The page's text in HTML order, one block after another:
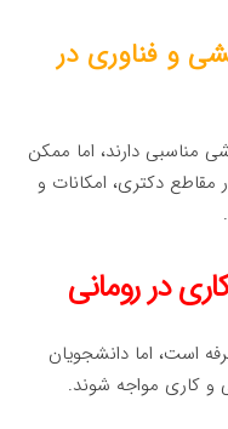
و فناوری در
مناسبی دارند، اما ممکن
دکتری، امکانات و
است، اما دانشجویان
و کاری مواجه شوند.